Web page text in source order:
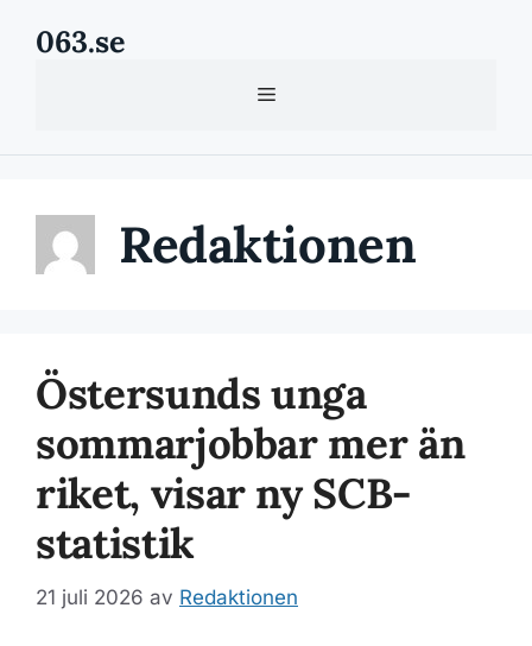
063.se
Meny
Redaktionen
Östersunds unga
sommarjobbar mer än
riket, visar ny SCB-
statistik
21 juli 2026 av Redaktionen